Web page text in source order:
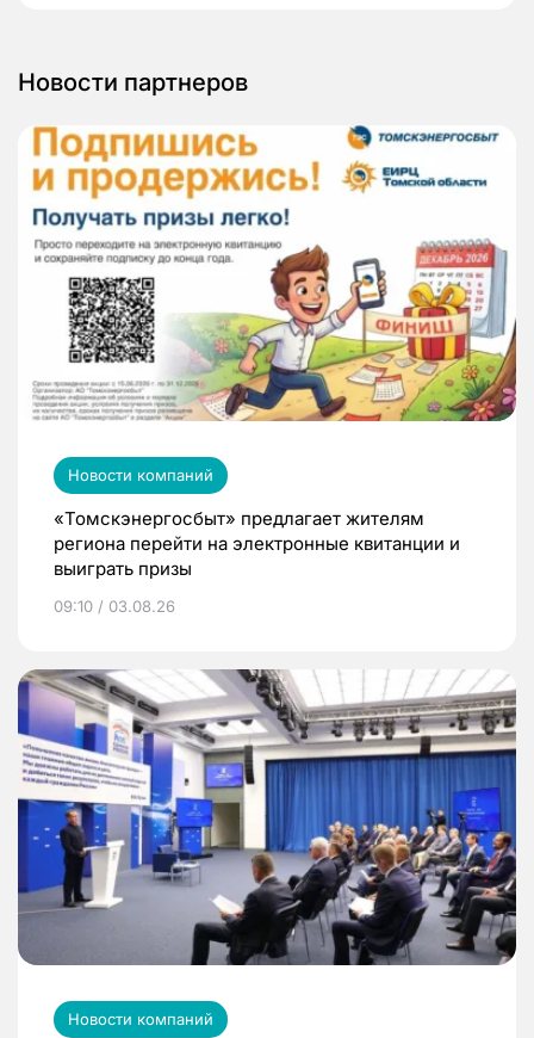
Новости партнеров
Новости компаний
«Томскэнергосбыт» предлагает жителям
региона перейти на электронные квитанции и
выиграть призы
09:10 / 03.08.26
Новости компаний